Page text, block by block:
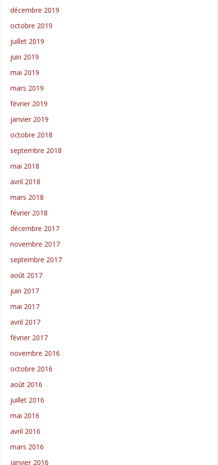
décembre 2019
octobre 2019
juillet 2019
juin 2019
mai 2019
mars 2019
février 2019
janvier 2019
octobre 2018
septembre 2018
mai 2018
avril 2018
mars 2018
février 2018
décembre 2017
novembre 2017
septembre 2017
août 2017
juin 2017
mai 2017
avril 2017
février 2017
novembre 2016
octobre 2016
août 2016
juillet 2016
mai 2016
avril 2016
mars 2016
janvier 2016